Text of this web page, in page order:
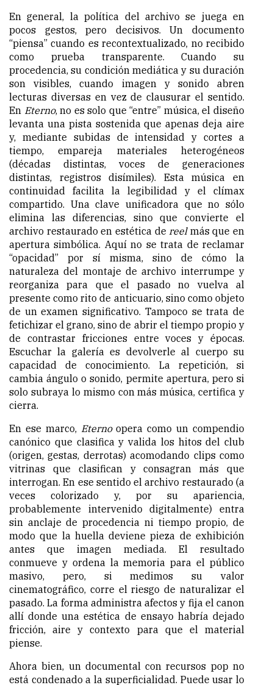
En general, la política del archivo se juega en
pocos gestos, pero decisivos. Un documento
“piensa” cuando es recontextualizado, no recibido
como prueba transparente. Cuando su
procedencia, su condición mediática y su duración
son visibles, cuando imagen y sonido abren
lecturas diversas en vez de clausurar el sentido.
En Eterno, no es solo que “entre” música, el diseño
levanta una pista sostenida que apenas deja aire
y, mediante subidas de intensidad y cortes a
tiempo, empareja materiales heterogéneos
(décadas distintas, voces de generaciones
distintas, registros disímiles). Esta música en
continuidad facilita la legibilidad y el clímax
compartido. Una clave unificadora que no sólo
elimina las diferencias, sino que convierte el
archivo restaurado en estética de reelmás que en
apertura simbólica. Aquí no se trata de reclamar
“opacidad” por sí misma, sino de cómo la
naturaleza del montaje de archivo interrumpe y
reorganiza para que el pasado no vuelva al
presente como rito de anticuario, sino como objeto
de un examen significativo. Tampoco se trata de
fetichizar el grano, sino de abrir el tiempo propio y
de contrastar fricciones entre voces y épocas.
Escuchar la galería es devolverle al cuerpo su
capacidad de conocimiento. La repetición, si
cambia ángulo o sonido, permite apertura, pero si
solo subraya lo mismo con más música, certifica y
cierra.
En ese marco, Eternoopera como un compendio
canónico que clasifica y valida los hitos del club
(origen, gestas, derrotas) acomodando clips como
vitrinas que clasifican y consagran más que
interrogan. En ese sentido el archivo restaurado (a
veces colorizado y, por su apariencia,
probablemente intervenido digitalmente) entra
sin anclaje de procedencia ni tiempo propio, de
modo que la huella deviene pieza de exhibición
antes que imagen mediada. El resultado
conmueve y ordena la memoria para el público
masivo, pero, si medimos su valor
cinematográfico, corre el riesgo de naturalizar el
pasado. La forma administra afectos y fija el canon
allí donde una estética de ensayo habría dejado
fricción, aire y contexto para que el material
piense.
Ahora bien, un documental con recursos pop no
está condenado a la superficialidad. Puede usar lo